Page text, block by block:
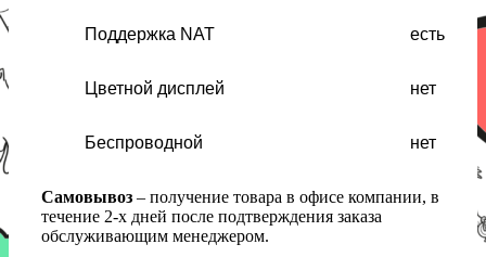
Поддержка NAT есть
Цветной дисплей нет
Беспроводной нет
Самовывоз – получение товара в офисе компании, в
течение 2-х дней после подтверждения заказа
обслуживающим менеджером.